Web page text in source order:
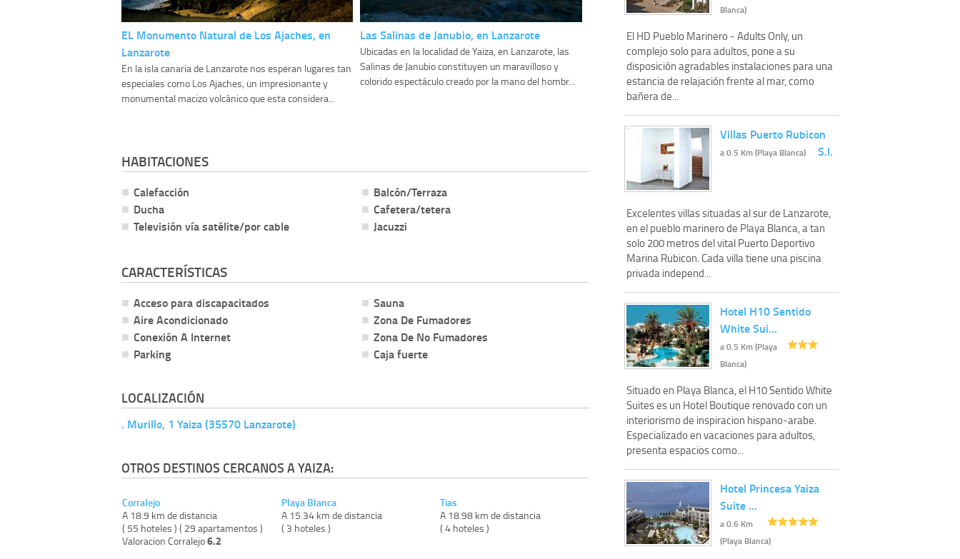
EL Monumento Natural de Los Ajaches, en
Lanzarote
En la isla canaria de Lanzarote nos esperan lugares tan
especiales como Los Ajaches, un impresionante y
monumental macizo volcánico que esta considera...
Las Salinas de Janubio, en Lanzarote
Ubicadas en la localidad de Yaiza, en Lanzarote, las
Salinas de Janubio constituyen un maravilloso y
colorido espectáculo creado por la mano del hombr...
HABITACIONES
Calefacción
Ducha
Televisión vía satélite/por cable
Balcón/Terraza
Cafetera/tetera
Jacuzzi
CARACTERÍSTICAS
Acceso para discapacitados
Aire Acondicionado
Conexión A Internet
Parking
Sauna
Zona De Fumadores
Zona De No Fumadores
Caja fuerte
LOCALIZACIÓN
. Murillo, 1 Yaiza (35570 Lanzarote)
OTROS DESTINOS CERCANOS A YAIZA:
Corralejo
A 18.9 km de distancia
( 55 hoteles ) ( 29 apartamentos )
Valoracion Corralejo6.2
Playa Blanca
A 15.34 km de distancia
( 3 hoteles )
Tias
A 18.98 km de distancia
( 4 hoteles )
Blanca)
El HD Pueblo Marinero - Adults Only, un
complejo solo para adultos, pone a su
disposición agradables instalaciones para una
estancia de relajación frente al mar, como
bañera de...
Villas Puerto Rubicon
S.l.
a 0.5 Km (Playa Blanca)
Excelentes villas situadas al sur de Lanzarote,
en el pueblo marinero de Playa Blanca, a tan
solo 200 metros del vital Puerto Deportivo
Marina Rubicon. Cada villa tiene una piscina
privada independ...
Hotel H10 Sentido
White Sui…
a 0.5 Km (Playa
Blanca)
Situado en Playa Blanca, el H10 Sentido White
Suites es un Hotel Boutique renovado con un
interiorismo de inspiracion hispano-arabe.
Especializado en vacaciones para adultos,
presenta espacios como...
Hotel Princesa Yaiza
Suite …
a 0.6 Km
(Playa Blanca)